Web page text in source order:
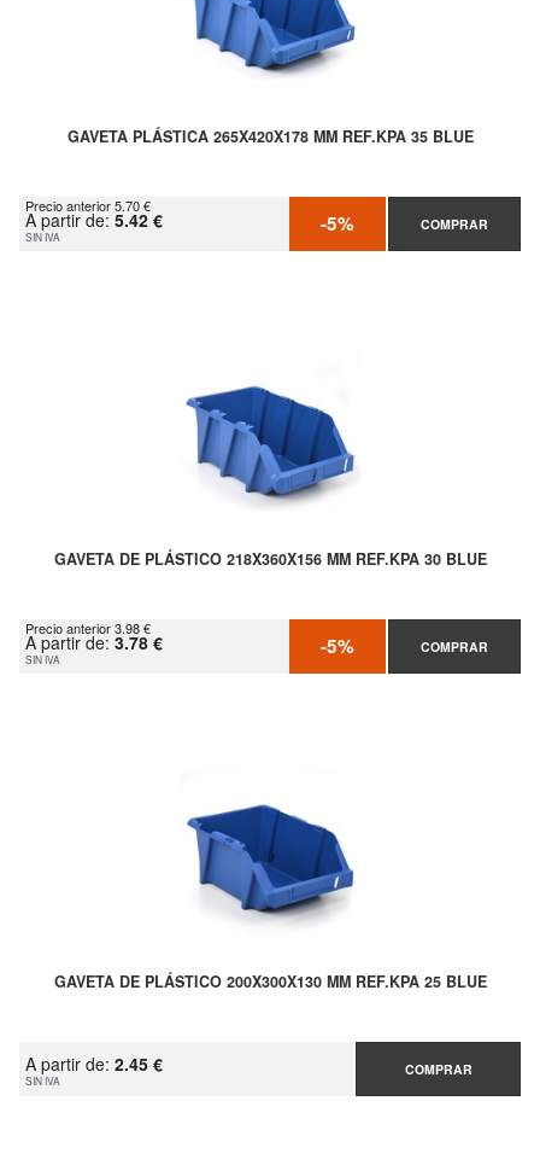
GAVETA PLÁSTICA 265X420X178 MM REF.KPA 35 BLUE
Precio anterior 5.70 €
A partir de: 5.42 €
SIN IVA -5% COMPRAR
GAVETA DE PLÁSTICO 218X360X156 MM REF.KPA 30 BLUE
Precio anterior 3.98 €
A partir de: 3.78 €
SIN IVA -5% COMPRAR
GAVETA DE PLÁSTICO 200X300X130 MM REF.KPA 25 BLUE
A partir de: 2.45 €
SIN IVA
COMPRAR